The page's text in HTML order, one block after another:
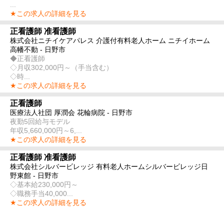
★この求人の詳細を見る
正看護師 准看護師
株式会社ニチイケアパレス 介護付有料老人ホーム ニチイホーム
高幡不動 - 日野市
◆正看護師
◇月収302,000円～（手当含む）
◇時...
★この求人の詳細を見る
正看護師
医療法人社団 厚潤会 花輪病院 - 日野市
夜勤5回給与モデル
年収5,660,000円～6,...
★この求人の詳細を見る
正看護師 准看護師
株式会社シルバービレッジ 有料老人ホームシルバービレッジ日
野東館 - 日野市
◇基本給230,000円～
◇職務手当40,000...
★この求人の詳細を見る